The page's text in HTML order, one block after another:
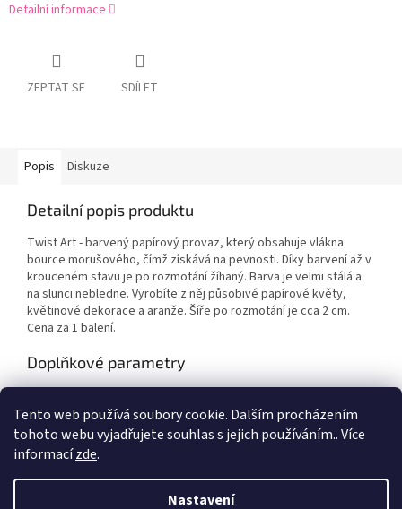
Tento web používá soubory cookie. Dalším procházením
tohoto webu vyjadřujete souhlas s jejich používáním.. Více
informacízde.
Nastavení
Detailní informace
ZEPTAT SE SDÍLET
Popis Diskuze
Detailní popis produktu
Twist Art - barvený papírový provaz, který obsahuje vlákna
bource morušového, čímž získává na pevnosti. Díky barvení až v
krouceném stavu je po rozmotání žíhaný. Barva je velmi stálá a
na slunci nebledne. Vyrobíte z něj působivé papírové květy,
květinové dekorace a aranže. Šíře po rozmotání je cca 2 cm.
Cena za 1 balení.
Doplňkové parametry
EAN: Zvolte variantu
Vytvořil Shoptet